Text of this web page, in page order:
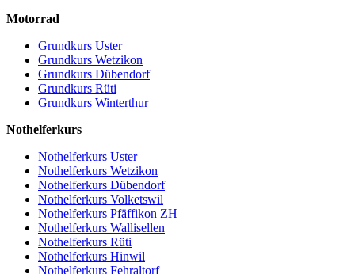
Motorrad
Grundkurs Uster
Grundkurs Wetzikon
Grundkurs Dübendorf
Grundkurs Rüti
Grundkurs Winterthur
Nothelferkurs
Nothelferkurs Uster
Nothelferkurs Wetzikon
Nothelferkurs Dübendorf
Nothelferkurs Volketswil
Nothelferkurs Pfäffikon ZH
Nothelferkurs Wallisellen
Nothelferkurs Rüti
Nothelferkurs Hinwil
Nothelferkurs Fehraltorf